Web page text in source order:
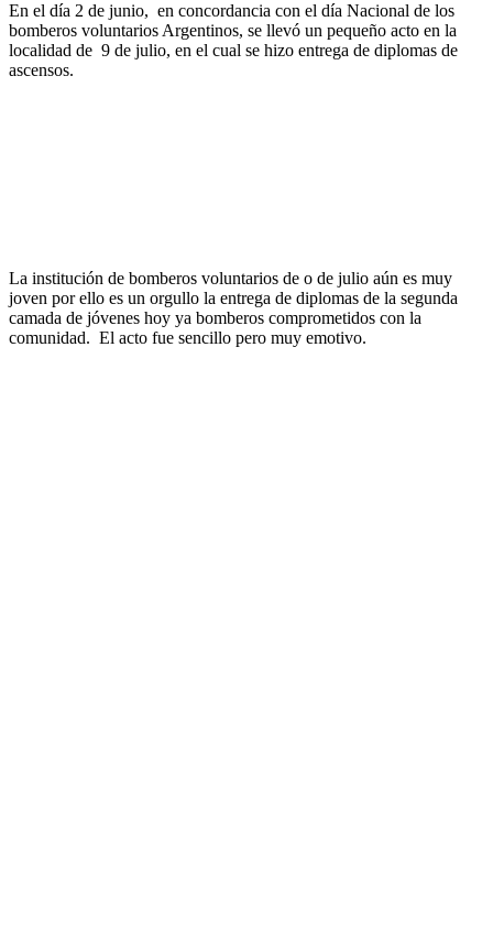
En el día 2 de junio, en concordancia con el día Nacional de los
bomberos voluntarios Argentinos, se llevó un pequeño acto en la
localidad de 9 de julio, en el cual se hizo entrega de diplomas de
ascensos.
La institución de bomberos voluntarios de o de julio aún es muy
joven por ello es un orgullo la entrega de diplomas de la segunda
camada de jóvenes hoy ya bomberos comprometidos con la
comunidad. El acto fue sencillo pero muy emotivo.